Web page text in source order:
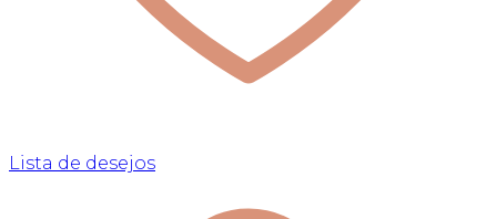
Lista de desejos